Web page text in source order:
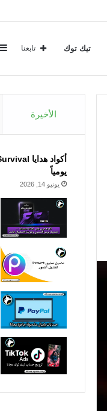
تيك توك تابعنا
الأخيرة
يومياً
يونيو 14, 2026